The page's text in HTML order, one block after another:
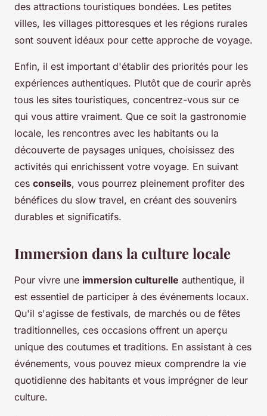
des attractions touristiques bondées. Les petites
villes, les villages pittoresques et les régions rurales
sont souvent idéaux pour cette approche de voyage.
Enfin, il est important d'établir des priorités pour les
expériences authentiques. Plutôt que de courir après
tous les sites touristiques, concentrez-vous sur ce
qui vous attire vraiment. Que ce soit la gastronomie
locale, les rencontres avec les habitants ou la
découverte de paysages uniques, choisissez des
activités qui enrichissent votre voyage. En suivant
ces conseils, vous pourrez pleinement profiter des
bénéfices du slow travel, en créant des souvenirs
durables et significatifs.
Immersion dans la culture locale
Pour vivre une immersion culturelle authentique, il
est essentiel de participer à des événements locaux.
Qu'il s'agisse de festivals, de marchés ou de fêtes
traditionnelles, ces occasions offrent un aperçu
unique des coutumes et traditions. En assistant à ces
événements, vous pouvez mieux comprendre la vie
quotidienne des habitants et vous imprégner de leur
culture.